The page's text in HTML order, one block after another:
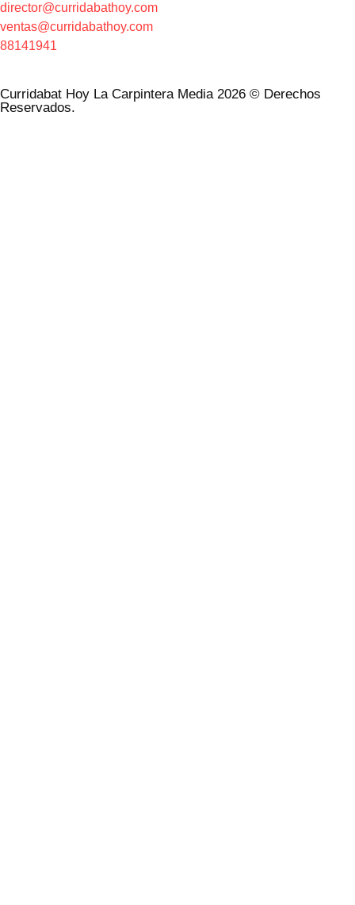
director@curridabathoy.com
ventas@curridabathoy.com
88141941
Curridabat Hoy La Carpintera Media 2026 © Derechos
Reservados.